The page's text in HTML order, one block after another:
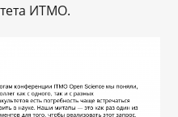
ИТМО.